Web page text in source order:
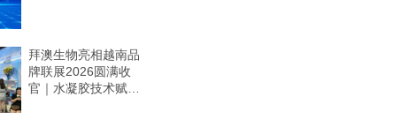
拜澳生物亮相越南品
牌联展2026圆满收
官｜水凝胶技术赋能